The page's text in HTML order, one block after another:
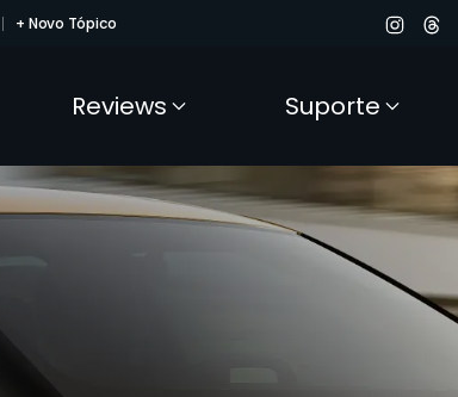
+ Novo Tópico
Reviews Suporte